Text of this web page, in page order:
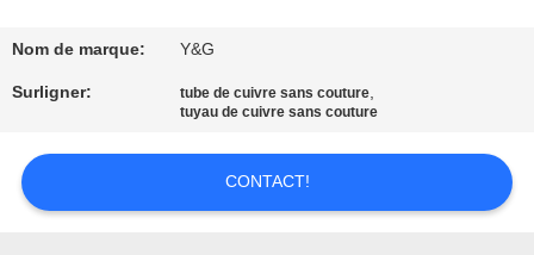
DE
QUALITÉ
CONTACTEZ-
NOUS
Nom de marque: Y&G
Surligner: tube de cuivre sans couture,
tuyau de cuivre sans couture
CONTACT!